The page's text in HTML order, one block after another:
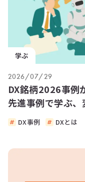
学ぶ
2026/07/29
DX銘柄2026事例
先進事例で学ぶ
DX事例 DXとは